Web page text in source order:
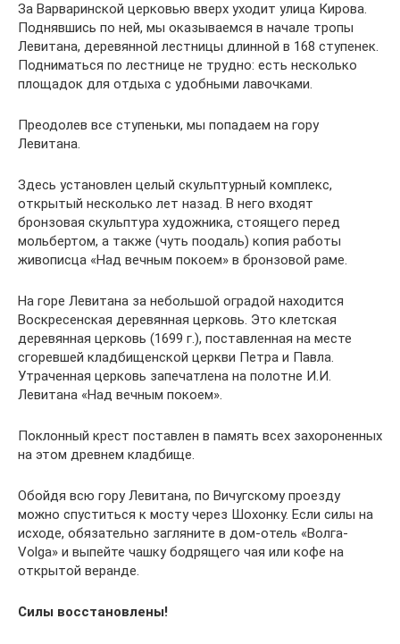
За Варваринской церковью вверх уходит улица Кирова.
Поднявшись по ней, мы оказываемся в начале тропы
Левитана, деревянной лестницы длинной в 168 ступенек.
Подниматься по лестнице не трудно: есть несколько
площадок для отдыха с удобными лавочками.
Преодолев все ступеньки, мы попадаем на гору
Левитана.
Здесь установлен целый скульптурный комплекс,
открытый несколько лет назад. В него входят
бронзовая скульптура художника, стоящего перед
мольбертом, а также (чуть поодаль) копия работы
живописца «Над вечным покоем» в бронзовой раме.
На горе Левитана за небольшой оградой находится
Воскресенская деревянная церковь. Это клетская
деревянная церковь (1699 г.), поставленная на месте
сгоревшей кладбищенской церкви Петра и Павла.
Утраченная церковь запечатлена на полотне И.И.
Левитана «Над вечным покоем».
Поклонный крест поставлен в память всех захороненных
на этом древнем кладбище.
Обойдя всю гору Левитана, по Вичугскому проезду
можно спуститься к мосту через Шохонку. Если силы на
исходе, обязательно загляните в дом-отель «Волга-
Volga» и выпейте чашку бодрящего чая или кофе на
открытой веранде.
Силы восстановлены!